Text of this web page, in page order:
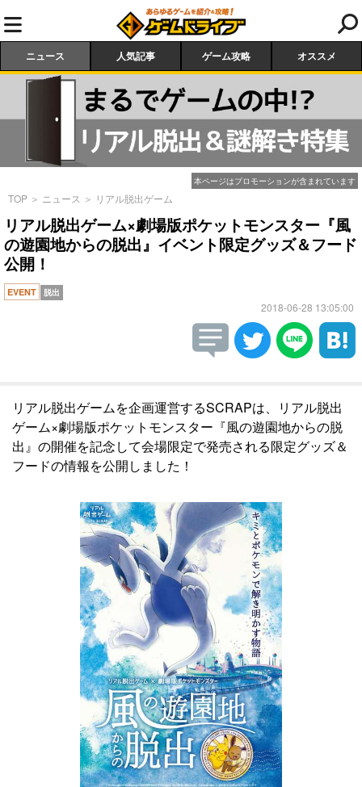
ニュース 人気記事 ゲーム攻略 オススメ
本ページはプロモーションが含まれています
TOP ＞ ニュース ＞ リアル脱出ゲーム
リアル脱出ゲーム×劇場版ポケットモンスター『風
の遊園地からの脱出』イベント限定グッズ＆フード
公開！
EVENT 脱出
2018-06-28 13:05:00
リアル脱出ゲームを企画運営するSCRAPは、リアル脱出
ゲーム×劇場版ポケットモンスター『風の遊園地からの脱
出』の開催を記念して会場限定で発売される限定グッズ＆
フードの情報を公開しました！